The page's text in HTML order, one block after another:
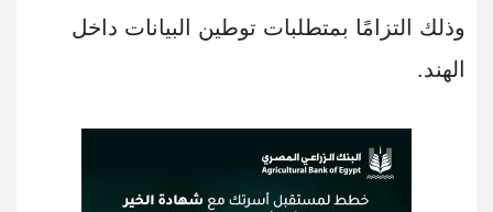
وذلك التزامًا بمتطلبات توطين البيانات داخل
الهند.